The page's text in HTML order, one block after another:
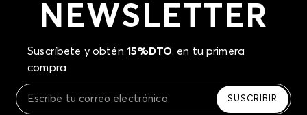
NEWSLETTER
Suscríbete y obtén 15%DTO. en tu primera
compra
SUSCRIBIR